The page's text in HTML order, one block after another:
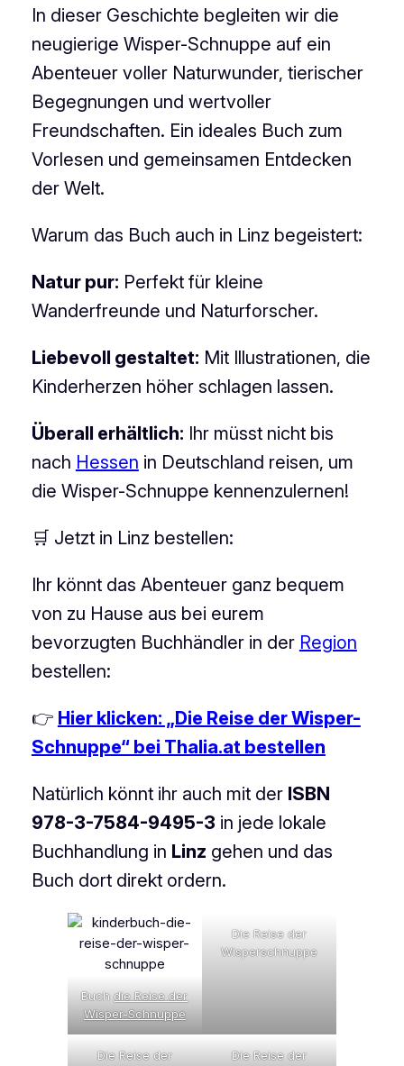
In dieser Geschichte begleiten wir die
neugierige Wisper-Schnuppe auf ein
Abenteuer voller Naturwunder, tierischer
Begegnungen und wertvoller
Freundschaften. Ein ideales Buch zum
Vorlesen und gemeinsamen Entdecken
der Welt.
Warum das Buch auch in Linz begeistert:
Natur pur: Perfekt für kleine
Wanderfreunde und Naturforscher.
Liebevoll gestaltet: Mit Illustrationen, die
Kinderherzen höher schlagen lassen.
Überall erhältlich: Ihr müsst nicht bis
nach Hessen in Deutschland reisen, um
die Wisper-Schnuppe kennenzulernen!
🛒 Jetzt in Linz bestellen:
Ihr könnt das Abenteuer ganz bequem
von zu Hause aus bei eurem
bevorzugten Buchhändler in der Region
bestellen:
👉 Hier klicken: „Die Reise der Wisper-
Schnuppe“ bei Thalia.at bestellen
Natürlich könnt ihr auch mit der ISBN
978-3-7584-9495-3 in jede lokale
Buchhandlung in Linz gehen und das
Buch dort direkt ordern.
Buchdie Reise der
Wisper-Schnuppe
Die Reise der
Wisperschnuppe
Die Reise der
Die Reise der